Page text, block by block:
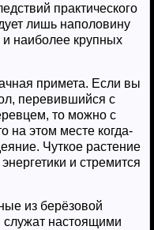
практического
лишь наполовину
и наиболее крупных
примета. Если вы
перевившийся с
то можно с
на этом месте когда-
Чуткое растение
и стремится
из берёзовой
служат настоящими